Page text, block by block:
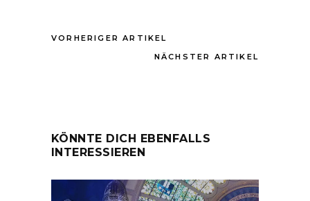
VORHERIGER ARTIKEL
NÄCHSTER ARTIKEL
KÖNNTE DICH EBENFALLS
INTERESSIEREN